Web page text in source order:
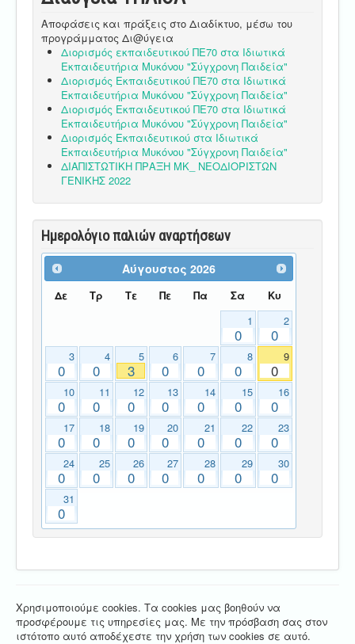
Αποφάσεις και πράξεις στο Διαδίκτυο, μέσω του
προγράμματος Δι@ύγεια
Διορισμός εκπαιδευτικού ΠΕ70 στα Ιδιωτικά
Εκπαιδευτήρια Μυκόνου "Σύγχρονη Παιδεία"
Διορισμός Εκπαιδευτικού ΠΕ70 στα Ιδιωτικά
Εκπαιδευτήρια Μυκόνου "Σύγχρονη Παιδεία"
Διορισμός Εκπαιδευτικού ΠΕ70 στα Ιδιωτικά
Εκπαιδευτήρια Μυκόνου "Σύγχρονη Παιδεία"
Διορισμός Εκπαιδευτικού στα Ιδιωτικά
Εκπαιδευτήρια Μυκόνου "Σύγχρονη Παιδεία"
ΔΙΑΠΙΣΤΩΤΙΚΗ ΠΡΑΞΗ ΜΚ_ ΝΕΟΔΙΟΡΙΣΤΩΝ
ΓΕΝΙΚΗΣ 2022
Ημερολόγιο παλιών αναρτήσεων
Αύγουστος 2026
Δε Τρ Τε Πε Πα Σα Κυ
1
0
2
0
3
0
4
0
5
3
6
0
7
0
8
0
9
0
10
0
11
0
12
0
13
0
14
0
15
0
16
0
17
0
18
0
19
0
20
0
21
0
22
0
23
0
24
0
25
0
26
0
27
0
28
0
29
0
30
0
31
0
Χρησιμοποιούμε cookies. Τα cookies μας βοηθούν να
προσφέρουμε τις υπηρεσίες μας. Με την πρόσβαση σας στον
ιστότοπο αυτό αποδέχεστε την χρήση των cookies σε αυτό.